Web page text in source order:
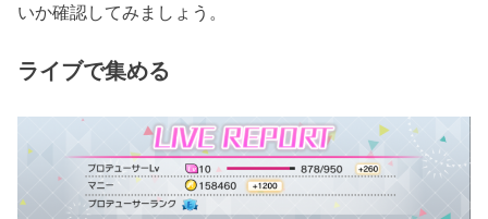
いか確認してみましょう。
ライブで集める